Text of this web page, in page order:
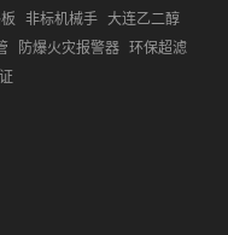
非标机械手 大连乙二醇
防爆火灾报警器 环保超滤